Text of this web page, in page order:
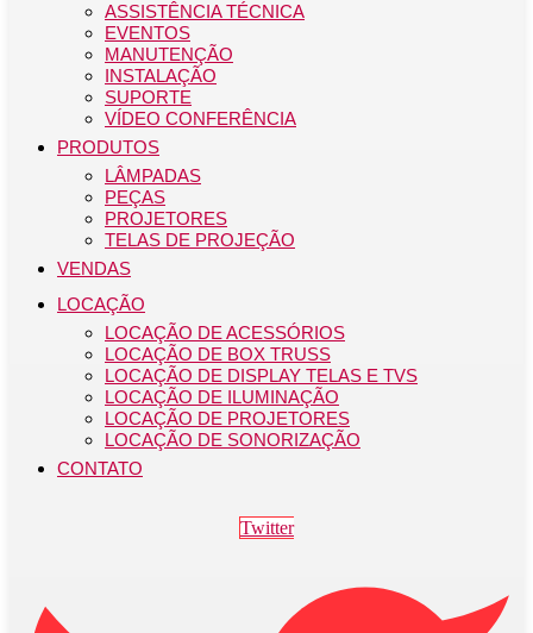
ASSISTÊNCIA TÉCNICA
EVENTOS
MANUTENÇÃO
INSTALAÇÃO
SUPORTE
VÍDEO CONFERÊNCIA
PRODUTOS
LÂMPADAS
PEÇAS
PROJETORES
TELAS DE PROJEÇÃO
VENDAS
LOCAÇÃO
LOCAÇÃO DE ACESSÓRIOS
LOCAÇÃO DE BOX TRUSS
LOCAÇÃO DE DISPLAY TELAS E TVS
LOCAÇÃO DE ILUMINAÇÃO
LOCAÇÃO DE PROJETORES
LOCAÇÃO DE SONORIZAÇÃO
CONTATO
Twitter